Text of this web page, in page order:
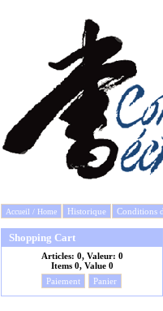
Accueil / Home Historique Conditions
Shopping Cart
Articles: 0, Valeur: 0
Items 0, Value 0
Paiement
Panier